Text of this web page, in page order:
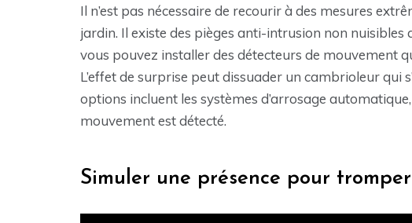
Il n’est pas nécessaire de recourir à des mesures
jardin. Il existe des pièges anti-intrusion non nuisibles
vous pouvez installer des détecteurs de mouvement
L’effet de surprise peut dissuader un cambrioleur qui
options incluent les systèmes d’arrosage
mouvement est détecté.
Simuler une présence pour